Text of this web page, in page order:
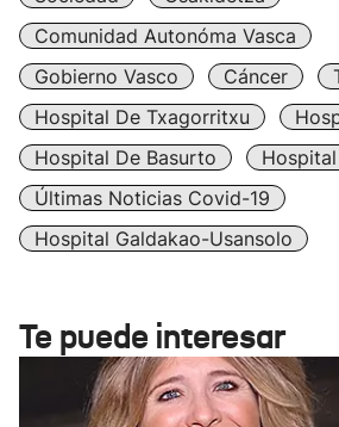
Comunidad Autonóma Vasca
Gobierno Vasco
Cáncer
Hospital De Txagorritxu
Hospital De Basurto
Últimas Noticias Covid-19
Hospital Galdakao-Usansolo
Te puede interesar